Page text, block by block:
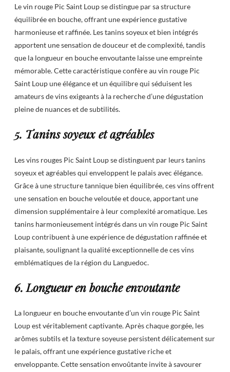
Le vin rouge Pic Saint Loup se distingue par sa structure
équilibrée en bouche, offrant une expérience gustative
harmonieuse et raffinée. Les tanins soyeux et bien intégrés
apportent une sensation de douceur et de complexité, tandis
que la longueur en bouche envoutante laisse une empreinte
mémorable. Cette caractéristique confère au vin rouge Pic
Saint Loup une élégance et un équilibre qui séduisent les
amateurs de vins exigeants à la recherche d’une dégustation
pleine de nuances et de subtilités.
5. Tanins soyeux et agréables
Les vins rouges Pic Saint Loup se distinguent par leurs tanins
soyeux et agréables qui enveloppent le palais avec élégance.
Grâce à une structure tannique bien équilibrée, ces vins offrent
une sensation en bouche veloutée et douce, apportant une
dimension supplémentaire à leur complexité aromatique. Les
tanins harmonieusement intégrés dans un vin rouge Pic Saint
Loup contribuent à une expérience de dégustation raffinée et
plaisante, soulignant la qualité exceptionnelle de ces vins
emblématiques de la région du Languedoc.
6. Longueur en bouche envoutante
La longueur en bouche envoutante d’un vin rouge Pic Saint
Loup est véritablement captivante. Après chaque gorgée, les
arômes subtils et la texture soyeuse persistent délicatement sur
le palais, offrant une expérience gustative riche et
enveloppante. Cette sensation envoûtante invite à savourer